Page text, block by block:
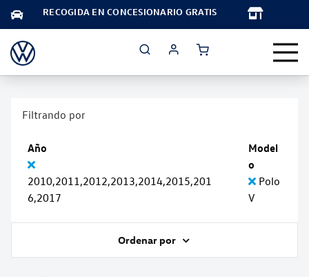
RECOGIDA EN CONCESIONARIO GRATIS
Filtrando por
Año
2010,2011,2012,2013,2014,2015,201
6,2017
Model
o
Polo
V
Ordenar por